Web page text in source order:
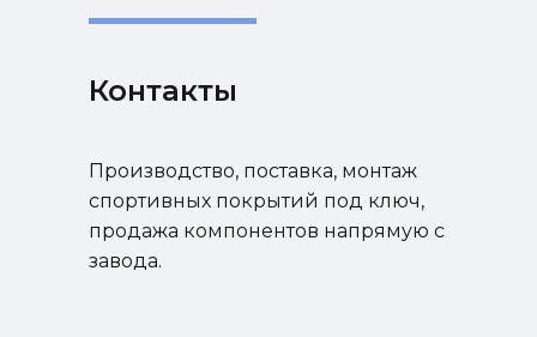
Контакты
Производство, поставка, монтаж
спортивных покрытий под ключ,
продажа компонентов напрямую с
завода.